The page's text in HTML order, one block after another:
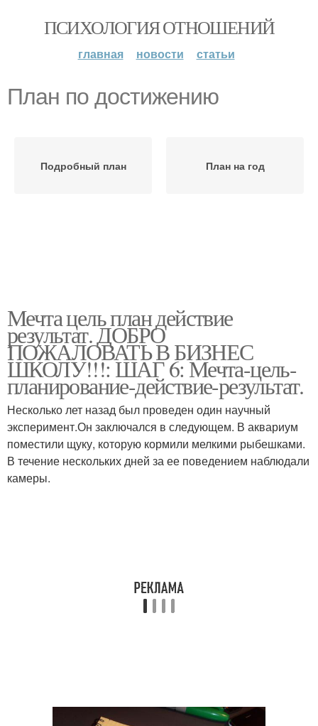
ПСИХОЛОГИЯ ОТНОШЕНИЙ
главная новости статьи
План по достижению
Подробный план План на год
Мечта цель план действие
результат. ДОБРО
ПОЖАЛОВАТЬ В БИЗНЕС
ШКОЛУ!!!: ШАГ 6: Мечта-цель-
планирование-действие-результат.
Несколько лет назад был проведен один научный
эксперимент.Он заключался в следующем. В аквариум
поместили щуку, которую кормили мелкими рыбешками.
В течение нескольких дней за ее поведением наблюдали
камеры.